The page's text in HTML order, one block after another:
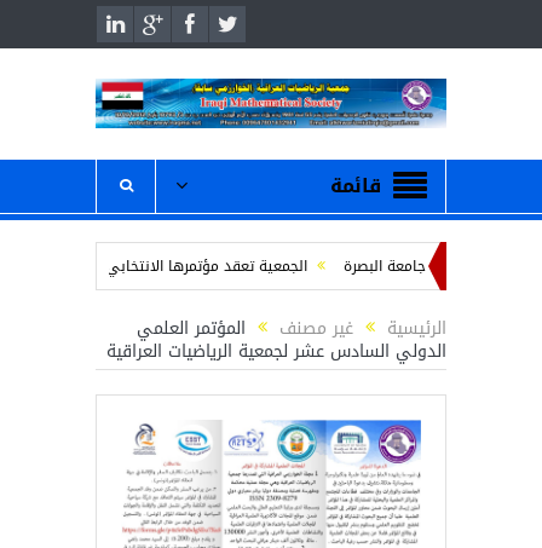
قائمة
في جامعة البصرة الجمعية تعقد مؤتمرها الانتخابي للهيئة الادارية
الرئيسية غير مصنف المؤتمر العلمي
الدولي السادس عشر لجمعية الرياضيات العراقية